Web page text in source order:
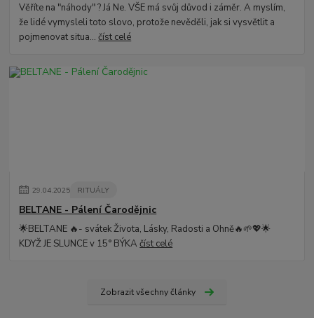
Věříte na "náhody" ? Já Ne. VŠE má svůj důvod i záměr. A myslím,
že lidé vymysleli toto slovo, protože nevěděli, jak si vysvětlit a
pojmenovat situa...číst celé
29.04.2025 RITUÁLY
BELTANE - Pálení Čarodějnic
🌟BELTANE 🔥- svátek Života, Lásky, Radosti a Ohně🔥🌱💖🌟
KDYŽ JE SLUNCE v 15° BÝKAčíst celé
Zobrazit všechny články